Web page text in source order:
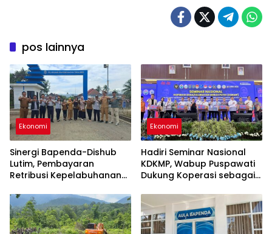
pos lainnya
Ekonomi
Sinergi Bapenda-Dishub
Lutim, Pembayaran
Retribusi Kepelabuhanan
Ekonomi
Hadiri Seminar Nasional
KDKMP, Wabup Puspawati
Dukung Koperasi sebagai